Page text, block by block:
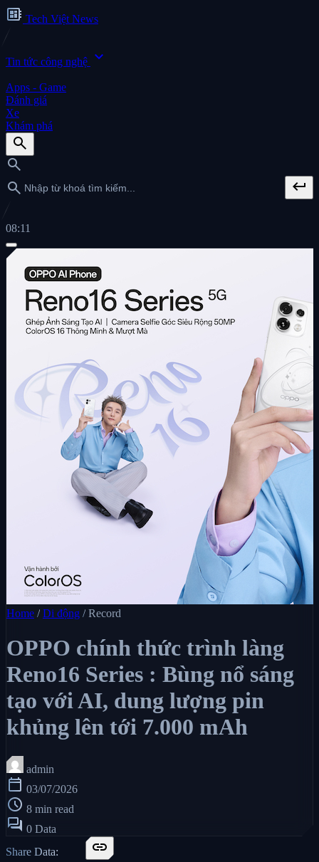
developer_board Tech Việt News
Tin tức công nghệ expand_more
Apps - Game
Đánh giá
Xe
Khám phá
search
search
search
keyboard_return
08:11
Home / Di động / Record
OPPO chính thức trình làng
Reno16 Series : Bùng nổ sáng
tạo với AI, dung lượng pin
khủng lên tới 7.000 mAh
admin
calendar_today 03/07/2026
schedule 8 min read
forum 0 Data
Share Data:
link